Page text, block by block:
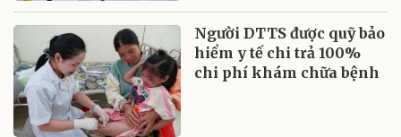
Người DTTS được quỹ bảo
hiểm y tế chi trả 100%
chi phí khám chữa bệnh